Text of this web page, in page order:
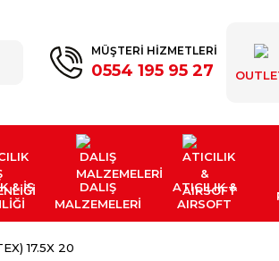
MÜŞTERİ HİZMETLERİ
0554 195 95 27
& İŞ
DALIŞ
MALZEMELERİ
ATICILIK &
AIRSOFT
17.5X 20